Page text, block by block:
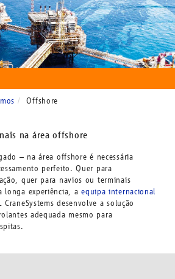
Offshore
na área offshore
– na área offshore é necessária
perfeito. Quer para
quer para navios ou terminais
longa experiência, aequipa internacional
CraneSystems desenvolve a solução
adequada mesmo para